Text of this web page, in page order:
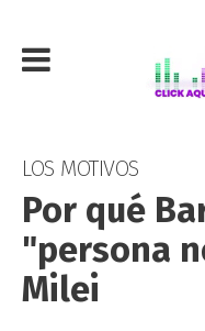
LOS MOTIVOS
Por qué
"persona
Milei